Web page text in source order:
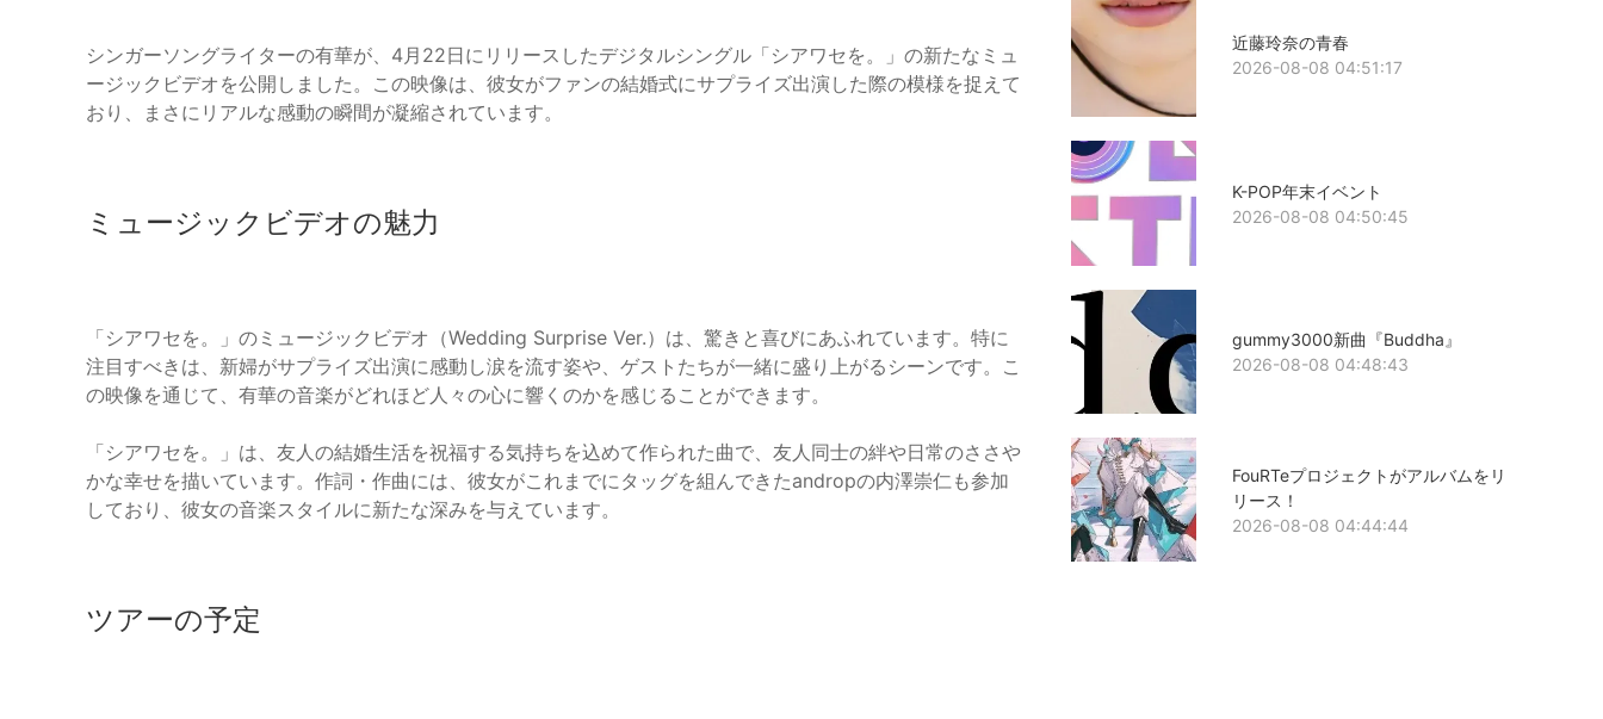
シンガーソングライターの有華が、4月22日にリリースしたデジタルシングル「シアワセを。」の新たなミュ
ージックビデオを公開しました。この映像は、彼女がファンの結婚式にサプライズ出演した際の模様を捉えて
おり、まさにリアルな感動の瞬間が凝縮されています。
ミュージックビデオの魅力
「シアワセを。」のミュージックビデオ（Wedding Surprise Ver.）は、驚きと喜びにあふれています。特に
注目すべきは、新婦がサプライズ出演に感動し涙を流す姿や、ゲストたちが一緒に盛り上がるシーンです。こ
の映像を通じて、有華の音楽がどれほど人々の心に響くのかを感じることができます。
「シアワセを。」は、友人の結婚生活を祝福する気持ちを込めて作られた曲で、友人同士の絆や日常のささや
かな幸せを描いています。作詞・作曲には、彼女がこれまでにタッグを組んできたandropの内澤崇仁も参加
しており、彼女の音楽スタイルに新たな深みを与えています。
ツアーの予定
近藤玲奈の青春
2026-08-08 04:51:17
K-POP年末イベント
2026-08-08 04:50:45
gummy3000新曲『Buddha』
2026-08-08 04:48:43
FouRTeプロジェクトがアルバムをリ
リース！
2026-08-08 04:44:44